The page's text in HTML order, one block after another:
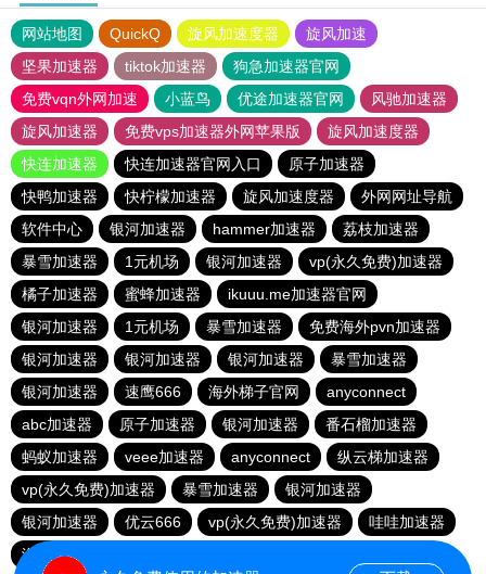
网站地图 QuickQ 旋风加速度器
旋风加速
坚果加速器
tiktok加速器
狗急加速器官网
免费vqn外网加速
小蓝鸟 优途加速器官网
风驰加速器
旋风加速器
免费vps加速器外网苹果版
旋风加速度器
快连加速器
快连加速器官网入口
原子加速器
快鸭加速器
快柠檬加速器 旋风加速度器
外网网址导航
软件中心
银河加速器 hammer加速器
荔枝加速器
暴雪加速器
1元机场 银河加速器
vp(永久免费)加速器
橘子加速器
蜜蜂加速器
ikuuu.me加速器官网
银河加速器
1元机场 暴雪加速器
免费海外pvn加速器
银河加速器
银河加速器 银河加速器
暴雪加速器
银河加速器
速鹰666 海外梯子官网
anyconnect
abc加速器
原子加速器 银河加速器
番石榴加速器
蚂蚁加速器
veee加速器 anyconnect
纵云梯加速器
vp(永久免费)加速器
暴雪加速器
银河加速器
银河加速器
优云666 vp(永久免费)加速器
哇哇加速器
海鸥加速器